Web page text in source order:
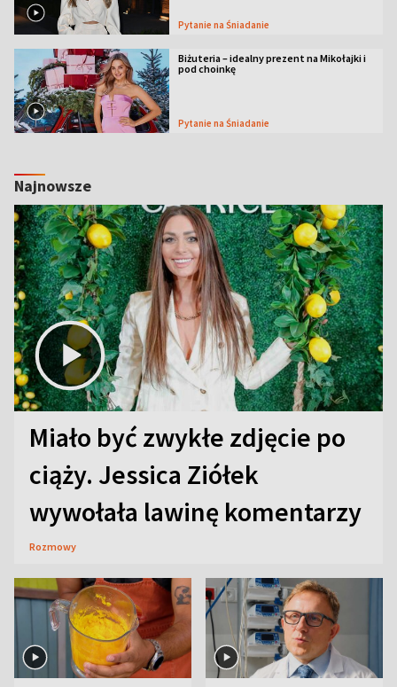
Pytanie na Śniadanie
Biżuteria – idealny prezent na Mikołajki i
pod choinkę
Pytanie na Śniadanie
Najnowsze
Miało być zwykłe zdjęcie po
ciąży. Jessica Ziółek
wywołała lawinę komentarzy
Rozmowy